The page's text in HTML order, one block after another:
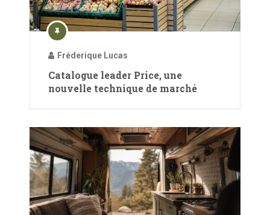
Fréderique Lucas
Catalogue leader Price, une
nouvelle technique de marché